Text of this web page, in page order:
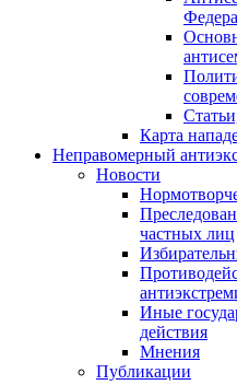
Карта
Неправомерный
Новости
частных лиц
Иные
действия
Мнения
Публикации